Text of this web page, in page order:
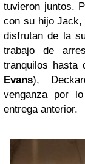
tuvieron juntos.
con su hijo Jack,
disfrutan de la
trabajo de
tranquilos hasta
Evans),
venganza por
entrega anterior.